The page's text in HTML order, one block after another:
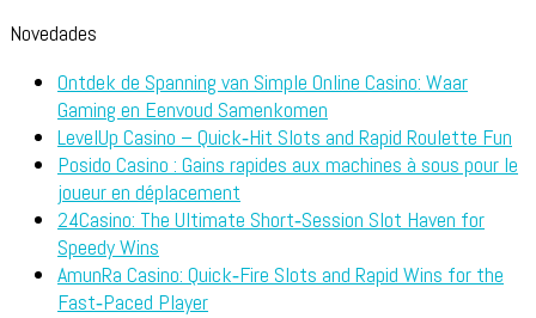
Novedades
Ontdek de Spanning van Simple Online Casino: Waar
Gaming en Eenvoud Samenkomen
LevelUp Casino – Quick‑Hit Slots and Rapid Roulette Fun
Posido Casino : Gains rapides aux machines à sous pour le
joueur en déplacement
24Casino: The Ultimate Short‑Session Slot Haven for
Speedy Wins
AmunRa Casino: Quick‑Fire Slots and Rapid Wins for the
Fast‑Paced Player